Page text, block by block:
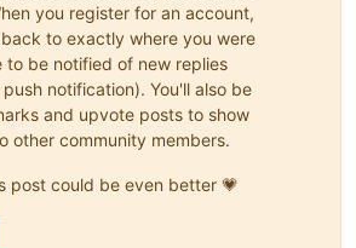
you register for an account,
to exactly where you were
to be notified of new replies
notification). You'll also be
and upvote posts to show
other community members.
post could be even better 💗